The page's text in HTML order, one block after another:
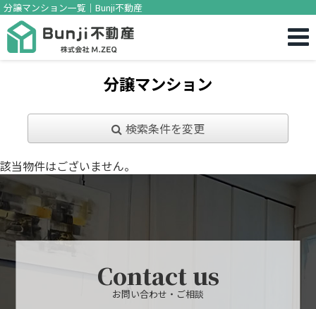
分譲マンション一覧｜Bunji不動産
分譲マンション
検索条件を変更
該当物件はございません。
Contact us
お問い合わせ・ご相談